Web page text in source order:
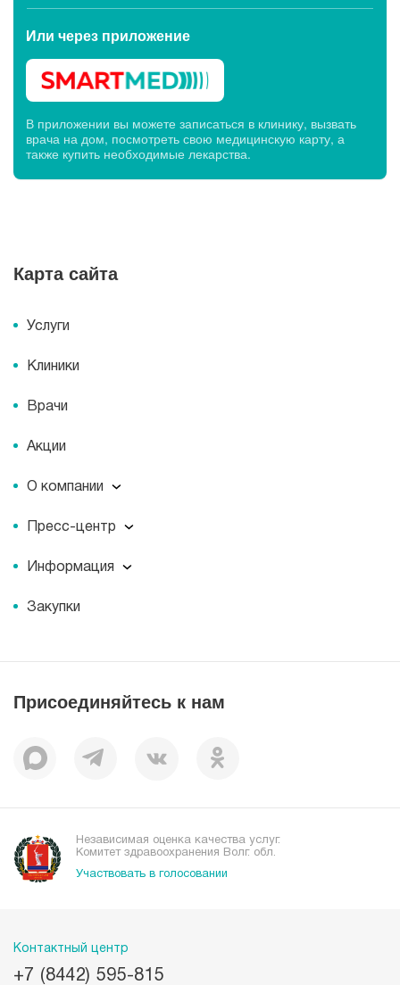
Или через приложение
В приложении вы можете записаться в клинику, вызвать
врача на дом, посмотреть свою медицинскую карту, а
также купить необходимые лекарства.
Карта сайта
Услуги
Клиники
Врачи
Акции
О компании
О компании
Миссия
История
Документы
Пациентам
Пресс-центр
Пресс-центр
Новости
Журнал для пациентов «МЕДСИ СЕГОДНЯ»
Информация
Информация
Справочник направлений
Закупки
Присоединяйтесь к нам
Независимая оценка качества услуг.
Комитет здравоохранения Волг. обл.
Участвовать в голосовании
Контактный центр
+7 (8442) 595-815